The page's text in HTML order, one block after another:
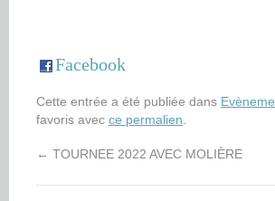
Facebook
Cette entrée a été publiée dans
favoris avec ce permalien
← TOURNEE 2022 AVEC MOLIÈRE